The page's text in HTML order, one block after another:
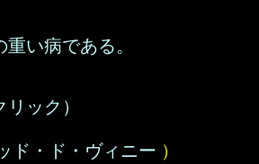
い病である。
ック）
ド・ド・ヴィニー ）